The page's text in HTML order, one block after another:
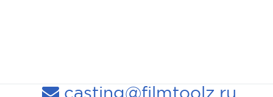
casting@filmtoolz.ru